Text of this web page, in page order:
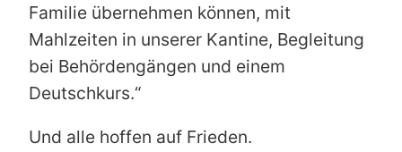
Familie übernehmen können, mit
Mahlzeiten in unserer Kantine, Begleitung
bei Behördengängen und einem
Deutschkurs.“
Und alle hoffen auf Frieden.